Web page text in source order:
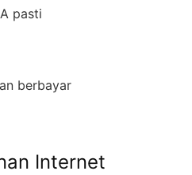
pasti
berbayar
Internet